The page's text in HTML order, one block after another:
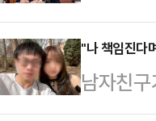
이크 하
착용했
트와 브
셜미디
중 이진
관 후보
고 강 후
"나 책임진다
남자친
을 받은